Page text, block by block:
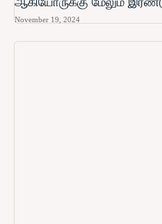
November 19, 2024